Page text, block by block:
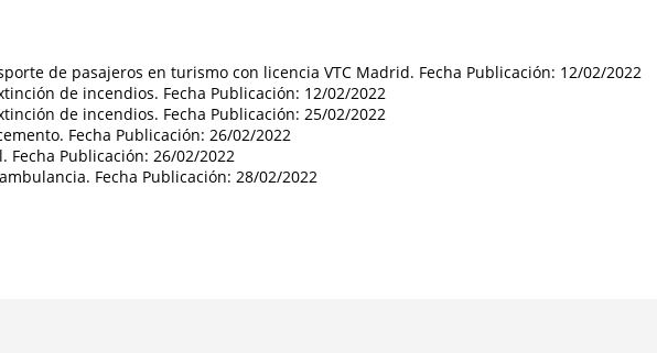
de pasajeros en turismo con licencia VTC Madrid. Fecha Publicación: 12/02/2022
de incendios. Fecha Publicación: 12/02/2022
de incendios. Fecha Publicación: 25/02/2022
Fecha Publicación: 26/02/2022
Fecha Publicación: 26/02/2022
Fecha Publicación: 28/02/2022